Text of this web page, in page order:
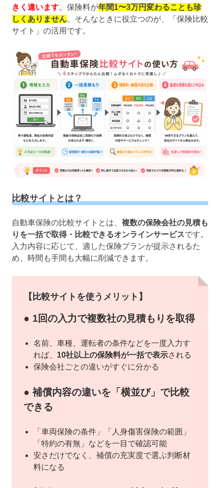
きく違います。保険料が年間1〜3万円変わることも珍
しくありません。そんなときに役立つのが、「保険比較
サイト」の活用です。
比較サイトとは？
自動車保険の比較サイトとは、 複数の保険会社の見積も
りを一括で取得・比較できるオンラインサービスです。
入力内容に応じて、適した保険プランが提示されるた
め、時間も手間も大幅に削減できます。
【比較サイトを使うメリット】
● 1回の入力で複数社の見積もりを取得
名前、車種、運転者の条件などを一度入力す
れば、 10社以上の保険料が一括で表示される
保険会社ごとの違いがすぐに分かる
● 補償内容の違いを「横並び」で比較
できる
「車両保険の条件」「人身傷害保険の範囲」
「特約の有無」などを一目で確認可能
安さだけでなく、補償の充実度で選ぶ判断材
料になる